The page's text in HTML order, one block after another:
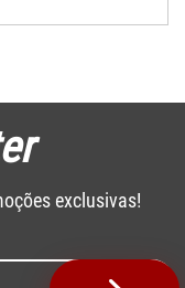
exclusivas!